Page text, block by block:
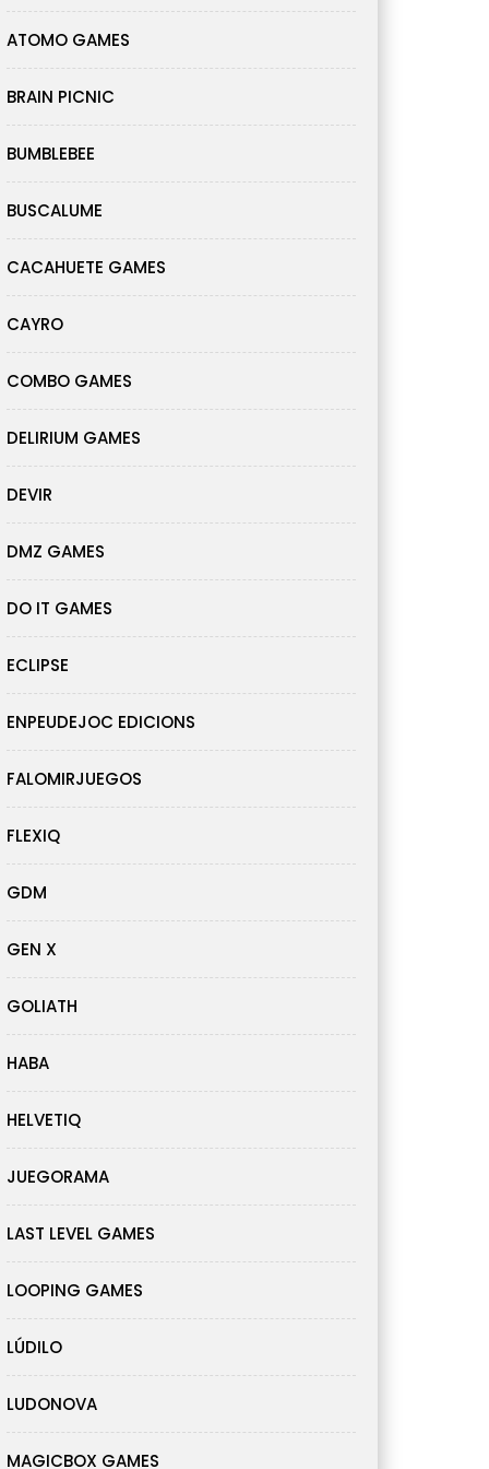
ATOMO GAMES
BRAIN PICNIC
BUMBLEBEE
BUSCALUME
CACAHUETE GAMES
CAYRO
COMBO GAMES
DELIRIUM GAMES
DEVIR
DMZ GAMES
DO IT GAMES
ECLIPSE
ENPEUDEJOC EDICIONS
FALOMIRJUEGOS
FLEXIQ
GDM
GEN X
GOLIATH
HABA
HELVETIQ
JUEGORAMA
LAST LEVEL GAMES
LOOPING GAMES
LÚDILO
LUDONOVA
MAGICBOX GAMES